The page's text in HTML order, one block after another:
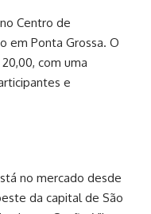
Centro de
em Ponta Grossa. O
com uma
e
no mercado desde
da capital de São